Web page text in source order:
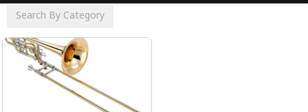
Search By Category